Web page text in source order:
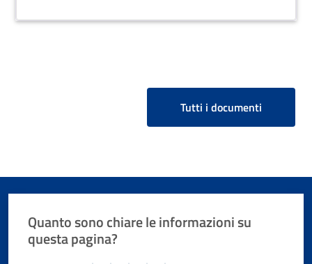
Tutti i documenti
Quanto sono chiare le informazioni su
questa pagina?